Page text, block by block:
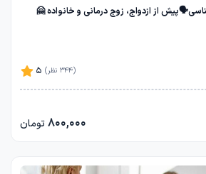
از ازدواج، زوج درمانی و خانواده 🤗
5
(344 نظر)
800,000تومان